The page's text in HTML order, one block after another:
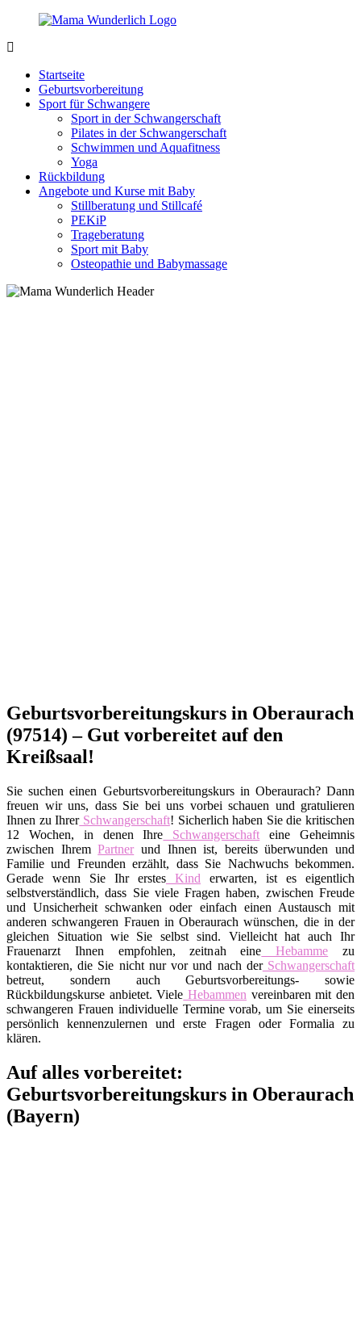
Zurück
Inhalt
sein
wunderbar!
Startseite
Geburtsvorbereitung
Sport für Schwangere
Sport in der Schwangerschaft
Pilates in der Schwangerschaft
Schwimmen und Aquafitness
Yoga
Rückbildung
Angebote und Kurse mit Baby
Stillberatung und Stillcafé
PEKiP
Trageberatung
Sport mit Baby
Osteopathie und Babymassage
Geburtsvorbereitungskurs in Oberaurach
(97514) – Gut vorbereitet auf den
Kreißsaal!
Sie suchen einen Geburtsvorbereitungskurs in Oberaurach? Dann
freuen wir uns, dass Sie bei uns vorbei schauen und gratulieren
Ihnen zu IhrerSchwangerschaft! Sicherlich haben Sie die kritischen
12 Wochen, in denen Ihre Schwangerschaft eine Geheimnis
zwischen IhremPartnerund Ihnen ist, bereits überwunden und
Familie und Freunden erzählt, dass Sie Nachwuchs bekommen.
Gerade wenn Sie Ihr erstes Kind erwarten, ist es eigentlich
selbstverständlich, dass Sie viele Fragen haben, zwischen Freude
und Unsicherheit schwanken oder einfach einen Austausch mit
anderen schwangeren Frauen in Oberaurach wünschen, die in der
gleichen Situation wie Sie selbst sind. Vielleicht hat auch Ihr
Frauenarzt Ihnen empfohlen, zeitnah eine Hebamme zu
kontaktieren, die Sie nicht nur vor und nach derSchwangerschaft
betreut, sondern auch Geburtsvorbereitungs- sowie
Rückbildungskurse anbietet. Viele Hebammen vereinbaren mit den
schwangeren Frauen individuelle Termine vorab, um Sie einerseits
persönlich kennenzulernen und erste Fragen oder Formalia zu
klären.
Auf alles vorbereitet:
Geburtsvorbereitungskurs in Oberaurach
(Bayern)